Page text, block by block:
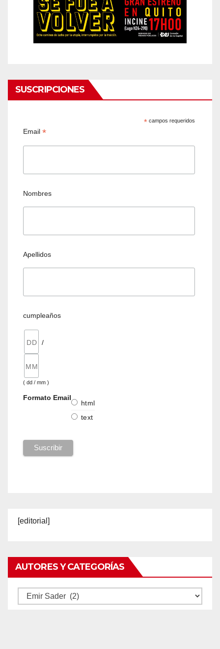
SUSCRIPCIONES
* campos requeridos
Email*
Nombres
Apellidos
cumpleaños
/
( dd / mm )
Formato Email
html
text
[editorial]
AUTORES Y CATEGORÍAS
Autores